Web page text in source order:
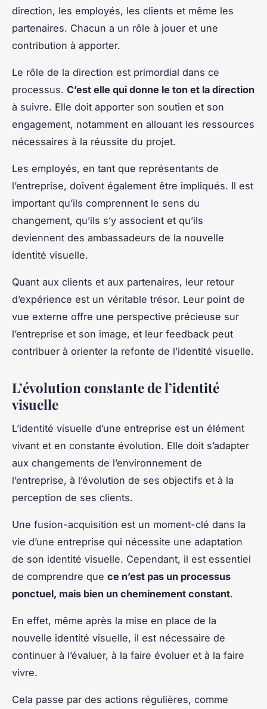
direction, les employés, les clients et même les
partenaires. Chacun a un rôle à jouer et une
contribution à apporter.
Le rôle de la direction est primordial dans ce
processus. C’est elle qui donne le ton et la direction
à suivre. Elle doit apporter son soutien et son
engagement, notamment en allouant les ressources
nécessaires à la réussite du projet.
Les employés, en tant que représentants de
l’entreprise, doivent également être impliqués. Il est
important qu’ils comprennent le sens du
changement, qu’ils s’y associent et qu’ils
deviennent des ambassadeurs de la nouvelle
identité visuelle.
Quant aux clients et aux partenaires, leur retour
d’expérience est un véritable trésor. Leur point de
vue externe offre une perspective précieuse sur
l’entreprise et son image, et leur feedback peut
contribuer à orienter la refonte de l’identité visuelle.
L’évolution constante de l’identité
visuelle
L’identité visuelle d’une entreprise est un élément
vivant et en constante évolution. Elle doit s’adapter
aux changements de l’environnement de
l’entreprise, à l’évolution de ses objectifs et à la
perception de ses clients.
Une fusion-acquisition est un moment-clé dans la
vie d’une entreprise qui nécessite une adaptation
de son identité visuelle. Cependant, il est essentiel
de comprendre que ce n’est pas un processus
ponctuel, mais bien un cheminement constant.
En effet, même après la mise en place de la
nouvelle identité visuelle, il est nécessaire de
continuer à l’évaluer, à la faire évoluer et à la faire
vivre.
Cela passe par des actions régulières, comme